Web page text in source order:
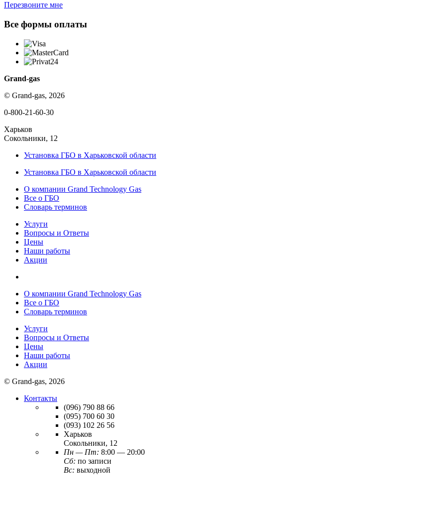
Перезвоните мне
Все формы оплаты
Grand-gas
© Grand-gas, 2026
0-800-21-60-30
Харьков
Сокольники, 12
Установка ГБО в Харьковской области
Установка ГБО в Харьковской области
О компании Grand Technology Gas
Все о ГБО
Словарь терминов
Услуги
Вопросы и Ответы
Цены
Наши работы
Акции
О компании Grand Technology Gas
Все о ГБО
Словарь терминов
Услуги
Вопросы и Ответы
Цены
Наши работы
Акции
© Grand-gas, 2026
Контакты
(096) 790 88 66
(095) 700 60 30
(093) 102 26 56
Харьков
Сокольники, 12
Пн — Пт: 8:00 — 20:00
Сб: по записи
Вс: выходной